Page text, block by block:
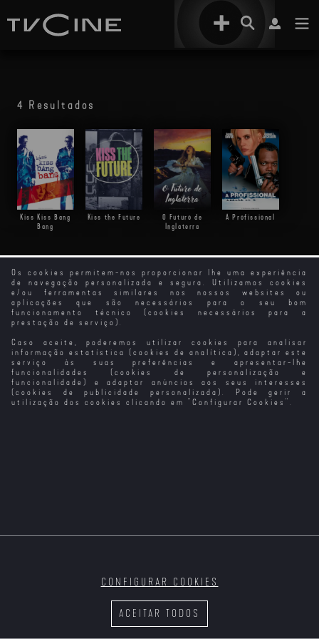
Os cookies permitem-nos proporcionar lhe uma experiência
de navegação personalizada e segura. Utilizamos cookies
e/ou ferramentas similares nos nossos websites ou
aplicações que são necessários para o seu bom
funcionamento técnico (cookies necessários para a
prestação de serviço).
Caso aceite, poderemos utilizar cookies para analisar
informação estatística (cookies de analítica), adaptar este
serviço às suas preferências e apresentar-lhe
funcionalidades (cookies de personalização e
funcionalidade) e adaptar anúncios aos seus interesses
(cookies de publicidade personalizada). Pode gerir a
utilização dos cookies clicando em " Configurar Cookies ".
ACEITAR TODOS
CONFIGURAR COOKIES
4 Resultados
Kiss Kiss Bang
Bang
Kiss the Future
O Futuro de
Inglaterra
A Profissional